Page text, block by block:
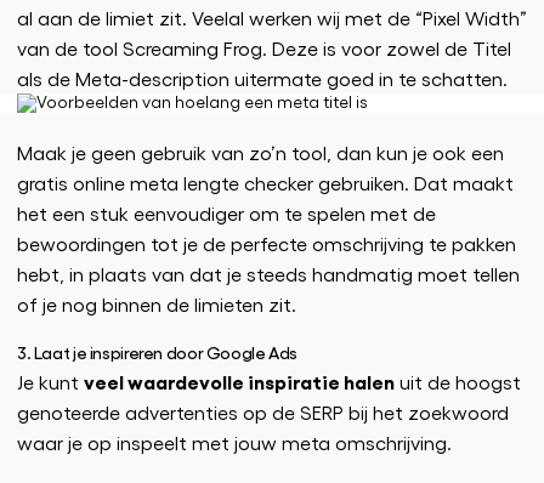
al aan de limiet zit. Veelal werken wij met de “Pixel Width”
van de tool Screaming Frog. Deze is voor zowel de Titel
als de Meta-description uitermate goed in te schatten.
Maak je geen gebruik van zo’n tool, dan kun je ook een
gratis online meta lengte checker gebruiken. Dat maakt
het een stuk eenvoudiger om te spelen met de
bewoordingen tot je de perfecte omschrijving te pakken
hebt, in plaats van dat je steeds handmatig moet tellen
of je nog binnen de limieten zit.
3. Laat je inspireren door Google Ads
Je kunt veel waardevolle inspiratie halen uit de hoogst
genoteerde advertenties op de SERP bij het zoekwoord
waar je op inspeelt met jouw meta omschrijving.